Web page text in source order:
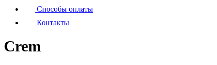
Способы оплаты
Контакты
Crem